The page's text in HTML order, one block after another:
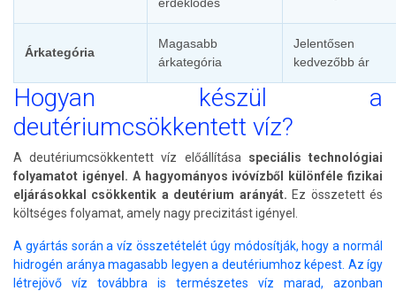
Árkategória
Magasabb
árkategória
Jelentősen
kedvezőbb ár
Hogyan készül a
deutériumcsökkentett víz?
A deutériumcsökkentett víz előállítása speciális technológiai
folyamatot igényel. A hagyományos ivóvízből különféle fizikai
eljárásokkal csökkentik a deutérium arányát. Ez összetett és
költséges folyamat, amely nagy precizitást igényel.
A gyártás során a víz összetételét úgy módosítják, hogy a normál
hidrogén aránya magasabb legyen a deutériumhoz képest. Az így
létrejövő víz továbbra is természetes víz marad, azonban